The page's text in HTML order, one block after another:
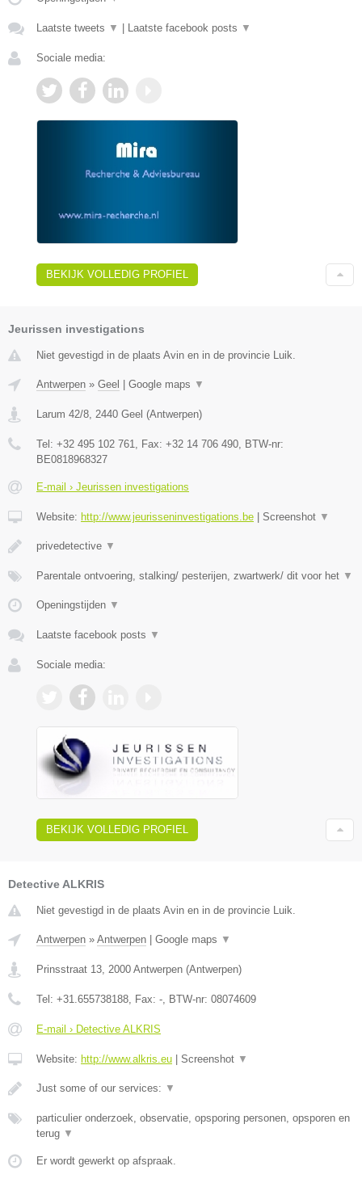
Laatste tweets ▼ Laatste facebook posts ▼
Sociale media:
BEKIJK VOLLEDIG PROFIEL
Jeurissen investigations
Niet gevestigd in de plaats Avin en in de provincie Luik.
Antwerpen » Geel | Google maps ▼
Larum 42/8 2440 Geel (Antwerpen)
Tel: +32 495 102 761 , Fax: +32 14 706 490 , BTW-nr:
BE0818968327
E-mail › Jeurissen investigations
Website: http://www.jeurisseninvestigations.be | Screenshot ▼
privedetective ▼
Parentale ontvoering, stalking/ pesterijen, zwartwerk/ dit voor het ▼
Openingstijden ▼
Laatste facebook posts ▼
Sociale media:
BEKIJK VOLLEDIG PROFIEL
Detective ALKRIS
Niet gevestigd in de plaats Avin en in de provincie Luik.
Antwerpen » Antwerpen Google maps ▼
Prinsstraat 13 2000 Antwerpen (Antwerpen)
Tel: +31.655738188 , Fax: - , BTW-nr: 08074609
E-mail › Detective ALKRIS
Website: http://www.alkris.eu Screenshot ▼
Just some of our services: ▼
particulier onderzoek, observatie, opsporing personen, opsporen en
terug ▼
Er wordt gewerkt op afspraak.